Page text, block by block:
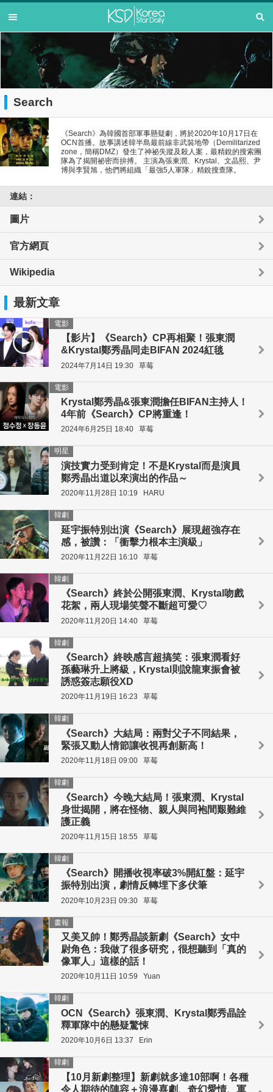
Search
《Search》為韓國首部軍事懸疑劇，將於2020年10月17日在
OCN首播。故事講述韓半島最前線非武裝地帶（Demilitarized
zone，簡稱DMZ）發生了神祕失蹤及殺人案，最精銳的搜索團
隊為了揭開祕密而拚搏。 主演為張東潤、Krystal、文晶熙、尹
博與李賢旭，他們將組織「最強5人軍隊」精銳搜查隊。
連結：
圖片
官方網頁
Wikipedia
最新文章
【影片】《Search》CP再相聚！張東潤
&Krystal鄭秀晶同走BIFAN 2024紅毯
電影
2024年7月14日 19:30 草莓
Krystal鄭秀晶&張東潤擔任BIFAN主持人！
4年前《Search》CP將重逢！
電影
2024年6月25日 18:40 草莓
演技實力受到肯定！不是Krystal而是演員
鄭秀晶出道以來演出的作品～
明星
2020年11月28日 10:19 HARU
延宇振特別出演《Search》展現超強存在
感，被讚：「衝擊力根本主演級」
韓劇
2020年11月22日 16:10 草莓
《Search》終於公開張東潤、Krystal吻戲
花絮，兩人現場笑聲不斷超可愛♡
韓劇
2020年11月20日 14:40 草莓
《Search》終映感言超搞笑：張東潤看好
孫藝琳升上將級，Krystal則說龍東振會被
誘惑簽志願役XD
韓劇
2020年11月19日 16:23 草莓
《Search》大結局：兩對父子不同結果，
緊張又動人情節讓收視再創新高！
韓劇
2020年11月18日 09:00 草莓
《Search》今晚大結局！張東潤、Krystal
身世揭開，將在怪物、親人與同袍間艱難維
護正義
韓劇
2020年11月15日 18:55 草莓
《Search》開播收視率破3%開紅盤：延宇
振特別出演，劇情反轉埋下多伏筆
韓劇
2020年10月23日 09:30 草莓
又美又帥！鄭秀晶談新劇《Search》女中
尉角色：我做了很多研究，很想聽到「真的
像軍人」這樣的話！
畫報
2020年10月11日 10:59 Yuan
OCN《Search》張東潤、Krystal鄭秀晶詮
釋軍隊中的懸疑驚悚
韓劇
2020年10月6日 13:37 Erin
【10月新劇整理】新劇就多達10部啊！各種
令人期待的陣容＋浪漫喜劇、奇幻愛情、軍
韓劇